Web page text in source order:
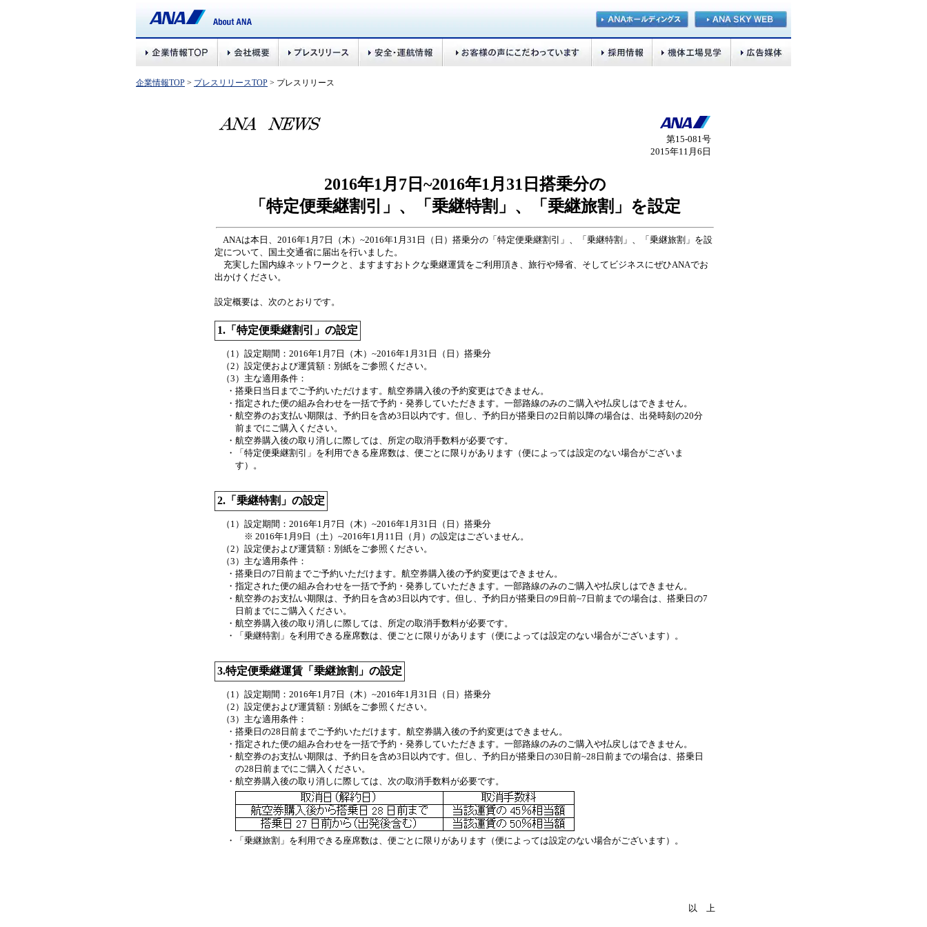
企業情報TOP > プレスリリースTOP > プレスリリース
第15-081号
2015年11月6日
2016年1月7日~2016年1月31日搭乗分の
「特定便乗継割引」、「乗継特割」、「乗継旅割」を設定
ANAは本日、2016年1月7日（木）~2016年1月31日（日）搭乗分の「特定便乗継割引」、「乗継特割」、「乗継旅割」を設
定について、国土交通省に届出を行いました。
充実した国内線ネットワークと、ますますおトクな乗継運賃をご利用頂き、旅行や帰省、そしてビジネスにぜひANAでお
出かけください。
設定概要は、次のとおりです。
1.「特定便乗継割引」の設定
（1） 設定期間：2016年1月7日（木）~2016年1月31日（日）搭乗分
（2）設定便および運賃額：別紙をご参照ください。
（3） 主な適用条件：
・ 搭乗日当日までご予約いただけます。航空券購入後の予約変更はできません。
・ 指定された便の組み合わせを一括で予約・発券していただきます。一部路線のみのご購入や払戻しはできません。
・ 航空券のお支払い期限は、予約日を含め3日以内です。但し、予約日が搭乗日の2日前以降の場合は、出発時刻の20分
前までにご購入ください。
・ 航空券購入後の取り消しに際しては、所定の取消手数料が必要です。
・
「特定便乗継割引」を利用できる座席数は、便ごとに限りがあります（便によっては設定のない場合がございま
す）。
2.「乗継特割」の設定
（1） 設定期間：2016年1月7日（木）~2016年1月31日（日）搭乗分
※ 2016年1月9日（土）~2016年1月11日（月）の設定はございません。
（2）設定便および運賃額：別紙をご参照ください。
（3） 主な適用条件：
・ 搭乗日の7日前までご予約いただけます。航空券購入後の予約変更はできません。
・ 指定された便の組み合わせを一括で予約・発券していただきます。一部路線のみのご購入や払戻しはできません。
・ 航空券のお支払い期限は、予約日を含め3日以内です。但し、予約日が搭乗日の9日前~7日前までの場合は、搭乗日の7
日前までにご購入ください。
・ 航空券購入後の取り消しに際しては、所定の取消手数料が必要です。
・
「乗継特割」を利用できる座席数は、便ごとに限りがあります（便によっては設定のない場合がございます）。
3.特定便乗継運賃「乗継旅割」の設定
（1） 設定期間：2016年1月7日（木）~2016年1月31日（日）搭乗分
（2）設定便および運賃額：別紙をご参照ください。
（3）主な適用条件：
・ 搭乗日の28日前までご予約いただけます。航空券購入後の予約変更はできません。
・ 指定された便の組み合わせを一括で予約・発券していただきます。一部路線のみのご購入や払戻しはできません。
・ 航空券のお支払い期限は、予約日を含め3日以内です。但し、予約日が搭乗日の30日前~28日前までの場合は、搭乗日
の28日前までにご購入ください。
・ 航空券購入後の取り消しに際しては、次の取消手数料が必要です。
・ 「乗継旅割」を利用できる座席数は、便ごとに限りがあります（便によっては設定のない場合がございます）。
以 上